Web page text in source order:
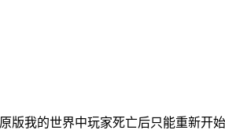
我的世界中玩家死亡后只能重新开